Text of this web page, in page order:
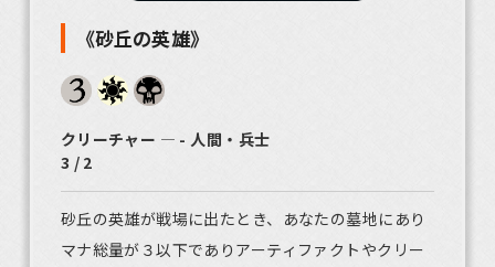
《砂丘の英雄》
クリーチャー ― - 人間・兵士
3 / 2
砂丘の英雄が戦場に出たとき、あなたの墓地にあり
マナ総量が３以下でありアーティファクトやクリー